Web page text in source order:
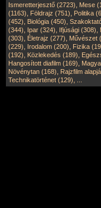
Ismeretterjesztő (2723), Mese
(1163), Földrajz (751), Politika
(452), Biológia (450),
(344), Ipar (324), Ifjúsági (308),
(303), Életrajz (277), Művészet
(229), Irodalom (200), Fizika
(192), Közlekedés (189),
Hangosított diafilm (169),
Növénytan (168), Rajzfilm
Technikatörténet (129),